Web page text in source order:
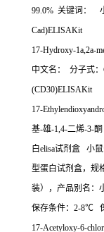
99.0% 关键词：
Cad)ELISAKit
17-Hydroxy-1a,2a-
中文名：
分子式：
17-
基-雄-1,4-二烯-3-酮
白elisa试剂盒 小
型蛋白试剂盒，规
装），产品别名：
保存条件： 2-8℃
17-Acetyloxy-6-